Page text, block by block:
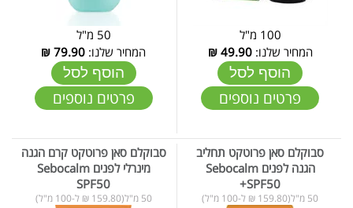
100 מ"ל
המחיר שלנו:49.90
₪
הוסף לסל
פרטים נוספים
50 מ"ל
המחיר שלנו: 79.90
₪
הוסף לסל
פרטים נוספים
סבוקלם סאן פרוטקט תחליב
הגנה לפנים Sebocalm
+SPF50
50 מ"ל(159.80 ₪ ל-100 מ"ל)
סבוקלם סאן פרוטקט קרם הגנה
מינרלי לפנים Sebocalm
SPF50
50 מ"ל(159.80 ₪ ל-100 מ"ל)